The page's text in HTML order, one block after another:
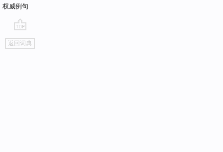
权威例句
go
top
返回词典